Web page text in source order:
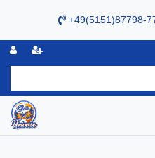
+49(5151)87798-